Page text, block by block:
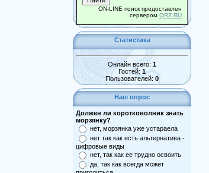
ON-LINE поиск предоставлен
сервером QRZ.RU
Статистика
Онлайн всего: 1
Гостей: 1
Пользователей: 0
Наш опрос
Должен ли коротковолник знать
морзянку?
нет, морзянка уже устараела
нет так как есть альтернатива -
цифровые виды
нет, так как ее трудно освоить
да, так как всегда может